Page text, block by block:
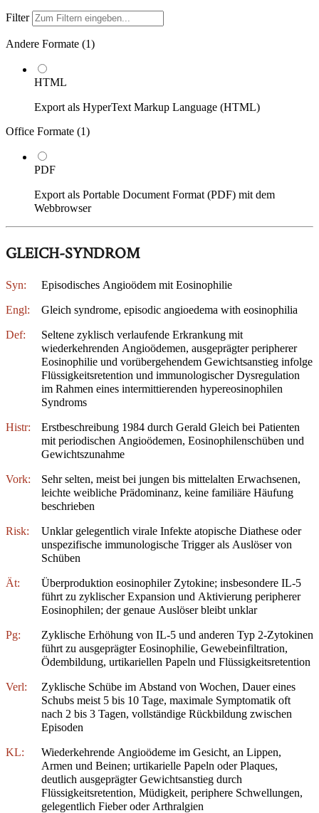
Filter
Andere Formate (1)
HTML
Export als HyperText Markup Language (HTML)
Office Formate (1)
PDF
Export als Portable Document Format (PDF) mit dem
Webbrowser
GLEICH-SYNDROM
Syn: Episodisches Angioödem mit Eosinophilie
Engl: Gleich syndrome, episodic angioedema with eosinophilia
Def:
Seltene zyklisch verlaufende Erkrankung mit
wiederkehrenden Angioödemen, ausgeprägter peripherer
Eosinophilie und vorübergehendem Gewichtsanstieg infolge
Flüssigkeitsretention und immunologischer Dysregulation
im Rahmen eines intermittierenden hypereosinophilen
Syndroms
Histr:
Erstbeschreibung 1984 durch Gerald Gleich bei Patienten
mit periodischen Angioödemen, Eosinophilenschüben und
Gewichtszunahme
Vork:
Sehr selten, meist bei jungen bis mittelalten Erwachsenen,
leichte weibliche Prädominanz, keine familiäre Häufung
beschrieben
Risk:
Unklar gelegentlich virale Infekte atopische Diathese oder
unspezifische immunologische Trigger als Auslöser von
Schüben
Ät:
Überproduktion eosinophiler Zytokine; insbesondere IL-5
führt zu zyklischer Expansion und Aktivierung peripherer
Eosinophilen; der genaue Auslöser bleibt unklar
Pg:
Zyklische Erhöhung von IL-5 und anderen Typ 2-Zytokinen
führt zu ausgeprägter Eosinophilie, Gewebeinfiltration,
Ödembildung, urtikariellen Papeln und Flüssigkeitsretention
Verl:
Zyklische Schübe im Abstand von Wochen, Dauer eines
Schubs meist 5 bis 10 Tage, maximale Symptomatik oft
nach 2 bis 3 Tagen, vollständige Rückbildung zwischen
Episoden
KL:
Wiederkehrende Angioödeme im Gesicht, an Lippen,
Armen und Beinen; urtikarielle Papeln oder Plaques,
deutlich ausgeprägter Gewichtsanstieg durch
Flüssigkeitsretention, Müdigkeit, periphere Schwellungen,
gelegentlich Fieber oder Arthralgien